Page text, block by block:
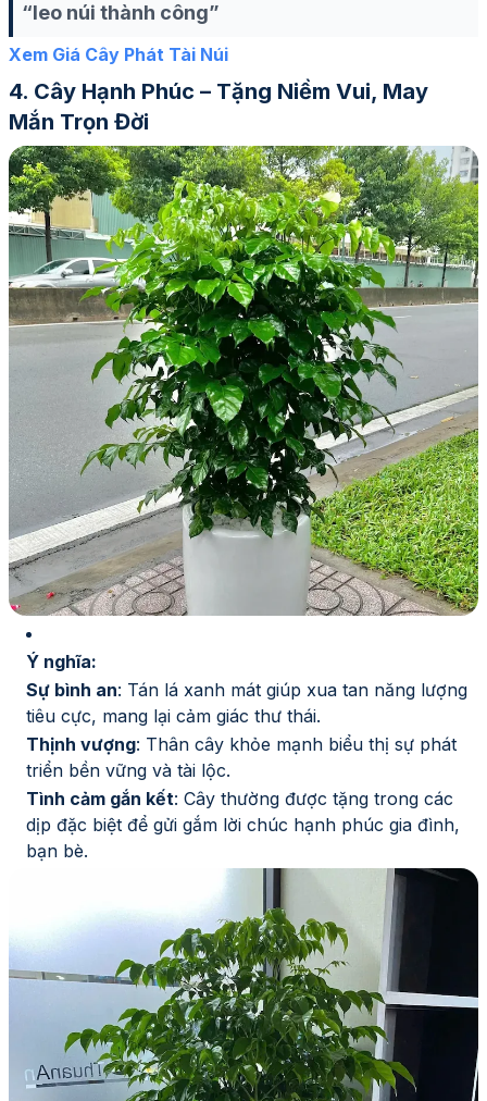
“leo núi thành công”
Xem Giá Cây Phát Tài Núi
Cây Hạnh Phúc – Tặng Niềm Vui, May
Mắn Trọn Đời
Ý nghĩa:
Sự bình an: Tán lá xanh mát giúp xua tan năng lượng
tiêu cực, mang lại cảm giác thư thái.
Thịnh vượng: Thân cây khỏe mạnh biểu thị sự phát
triển bền vững và tài lộc.
Tình cảm gắn kết: Cây thường được tặng trong các
dịp đặc biệt để gửi gắm lời chúc hạnh phúc gia đình,
bạn bè.